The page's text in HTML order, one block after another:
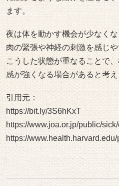
疲労の蓄積
日中の活動によって蓄積した
る要因の一つとして考えられ
スポーツなどで足の筋肉を長
負担が積み重なります。
こうした疲労が溜まると筋肉
を感じやすくなることがあり
で周囲の神経が刺激され、太